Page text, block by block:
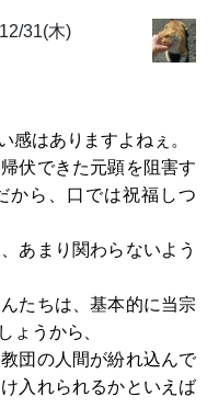
31(木)
感はありますよねぇ。
伏できた元顕を阻害す
から、口では祝福しつ
あまり関わらないよう
たちは、基本的に当宗
ょうから、
団の人間が紛れ込んで
入れられるかといえば